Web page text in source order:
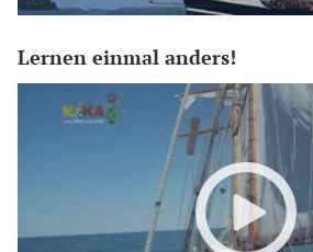
Lernen einmal anders!